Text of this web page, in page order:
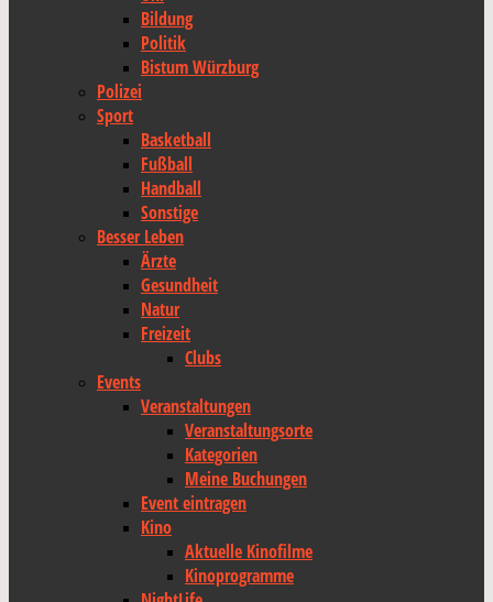
Bildung
Politik
Bistum Würzburg
Polizei
Sport
Basketball
Fußball
Handball
Sonstige
Besser Leben
Ärzte
Gesundheit
Natur
Freizeit
Clubs
Events
Veranstaltungen
Veranstaltungsorte
Kategorien
Meine Buchungen
Event eintragen
Kino
Aktuelle Kinofilme
Kinoprogramme